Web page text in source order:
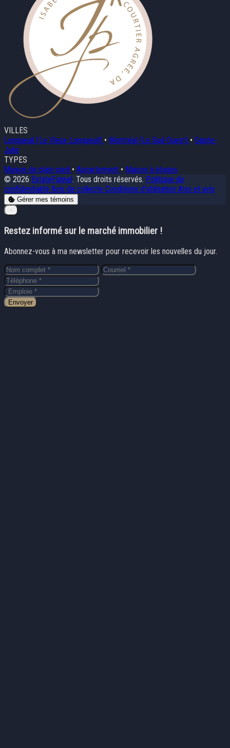
VILLES
Longueuil (Le Vieux-Longueuil) • Montréal (Le Sud-Ouest) • Sainte-
Julie
TYPES
Maison de plain-pied • Appartement • Maison à étages
© 2026 EstateFunnel . Tous droits réservés. Politique de
confidentialité Avis de collecte Conditions d’utilisation Avis et avis
Gérer mes témoins
Close
Restez informé sur le marché immobilier !
Abonnez-vous à ma newsletter pour recevoir les nouvelles du jour.
Envoyer